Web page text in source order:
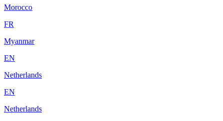
Morocco
FR
Myanmar
EN
Netherlands
EN
Netherlands